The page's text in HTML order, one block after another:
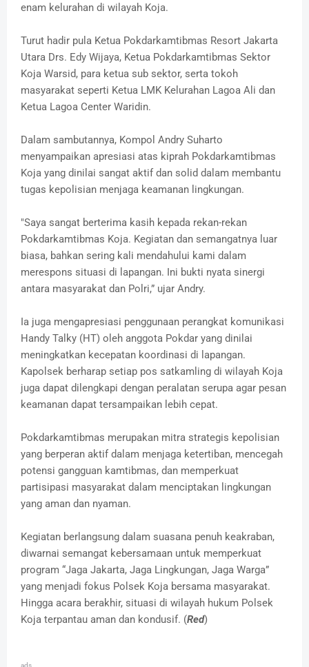
enam kelurahan di wilayah Koja.
Turut hadir pula Ketua Pokdarkamtibmas Resort Jakarta
Utara Drs. Edy Wijaya, Ketua Pokdarkamtibmas Sektor
Koja Warsid, para ketua sub sektor, serta tokoh
masyarakat seperti Ketua LMK Kelurahan Lagoa Ali dan
Ketua Lagoa Center Waridin.
Dalam sambutannya, Kompol Andry Suharto
menyampaikan apresiasi atas kiprah Pokdarkamtibmas
Koja yang dinilai sangat aktif dan solid dalam membantu
tugas kepolisian menjaga keamanan lingkungan.
"Saya sangat berterima kasih kepada rekan-rekan
Pokdarkamtibmas Koja. Kegiatan dan semangatnya luar
biasa, bahkan sering kali mendahului kami dalam
merespons situasi di lapangan. Ini bukti nyata sinergi
antara masyarakat dan Polri,” ujar Andry.
Ia juga mengapresiasi penggunaan perangkat komunikasi
Handy Talky (HT) oleh anggota Pokdar yang dinilai
meningkatkan kecepatan koordinasi di lapangan.
Kapolsek berharap setiap pos satkamling di wilayah Koja
juga dapat dilengkapi dengan peralatan serupa agar pesan
keamanan dapat tersampaikan lebih cepat.
Pokdarkamtibmas merupakan mitra strategis kepolisian
yang berperan aktif dalam menjaga ketertiban, mencegah
potensi gangguan kamtibmas, dan memperkuat
partisipasi masyarakat dalam menciptakan lingkungan
yang aman dan nyaman.
Kegiatan berlangsung dalam suasana penuh keakraban,
diwarnai semangat kebersamaan untuk memperkuat
program “Jaga Jakarta, Jaga Lingkungan, Jaga Warga”
yang menjadi fokus Polsek Koja bersama masyarakat.
Hingga acara berakhir, situasi di wilayah hukum Polsek
Koja terpantau aman dan kondusif. (Red)
ads